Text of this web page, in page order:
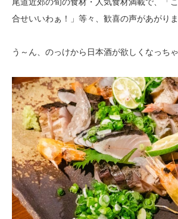
合せいいわぁ！」等々、歓喜の声があがりま
う～ん、のっけから日本酒が欲しくなっち